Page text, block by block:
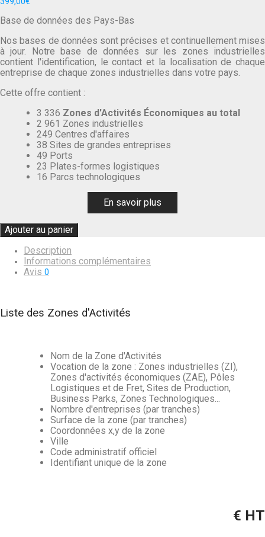
Base de données des Pays-Bas
Nos bases de données sont précises et continuellement mises
à jour. Notre base de données sur les zones industrielles
contient l'identification, le contact et la localisation de chaque
entreprise de chaque zones industrielles dans votre pays.
Cette offre contient :
3 336 Zones d'Activités Économiques au total
2 961 Zones industrielles
249 Centres d'affaires
38 Sites de grandes entreprises
49 Ports
23 Plates-formes logistiques
16 Parcs technologiques
En savoir plus
Ajouter au panier
Description
Informations complémentaires
Avis 0
Liste des Zones d'Activités
Nom de la Zone d'Activités
Vocation de la zone : Zones industrielles (ZI),
Zones d'activités économiques (ZAE), Pôles
Logistiques et de Fret, Sites de Production,
Business Parks, Zones Technologiques...
Nombre d'entreprises (par tranches)
Surface de la zone (par tranches)
Coordonnées x,y de la zone
Ville
Code administratif officiel
Identifiant unique de la zone
€ HT